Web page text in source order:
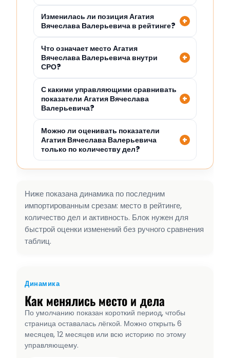
Изменилась ли позиция Агатия
Вячеслава Валерьевича в рейтинге?
Что означает место Агатия
Вячеслава Валерьевича внутри
СРО?
С какими управляющими сравнивать
показатели Агатия Вячеслава
Валерьевича?
Можно ли оценивать показатели
Агатия Вячеслава Валерьевича
только по количеству дел?
Ниже показана динамика по последним
импортированным срезам: место в рейтинге,
количество дел и активность. Блок нужен для
быстрой оценки изменений без ручного сравнения
таблиц.
Динамика
Как менялись место и дела
По умолчанию показан короткий период, чтобы
страница оставалась лёгкой. Можно открыть 6
месяцев, 12 месяцев или всю историю по этому
управляющему.